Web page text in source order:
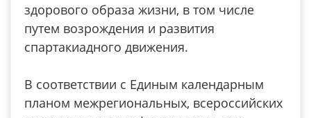
здорового образа жизни, в том числе
путем возрождения и развития
спартакиадного движения.
В соответствии с Единым календарным
планом межрегиональных, всероссийских